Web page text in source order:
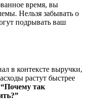
время, вы
Нельзя забывать о
подрывать ваш
в контексте выручки,
растут быстрее
“Почему так